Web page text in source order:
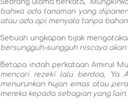
Seorang ulama berkata,
bahwa ada tanaman yang
atau ada api menyala tanpa
Sebuah ungkapan bijak
bersungguh-sungguh niscaya
Betapa indah perkataan Amirul
mencari rezeki lalu berdoa, 'Ya
menurunkan hujan emas atau
mereka kepada sebagian yang